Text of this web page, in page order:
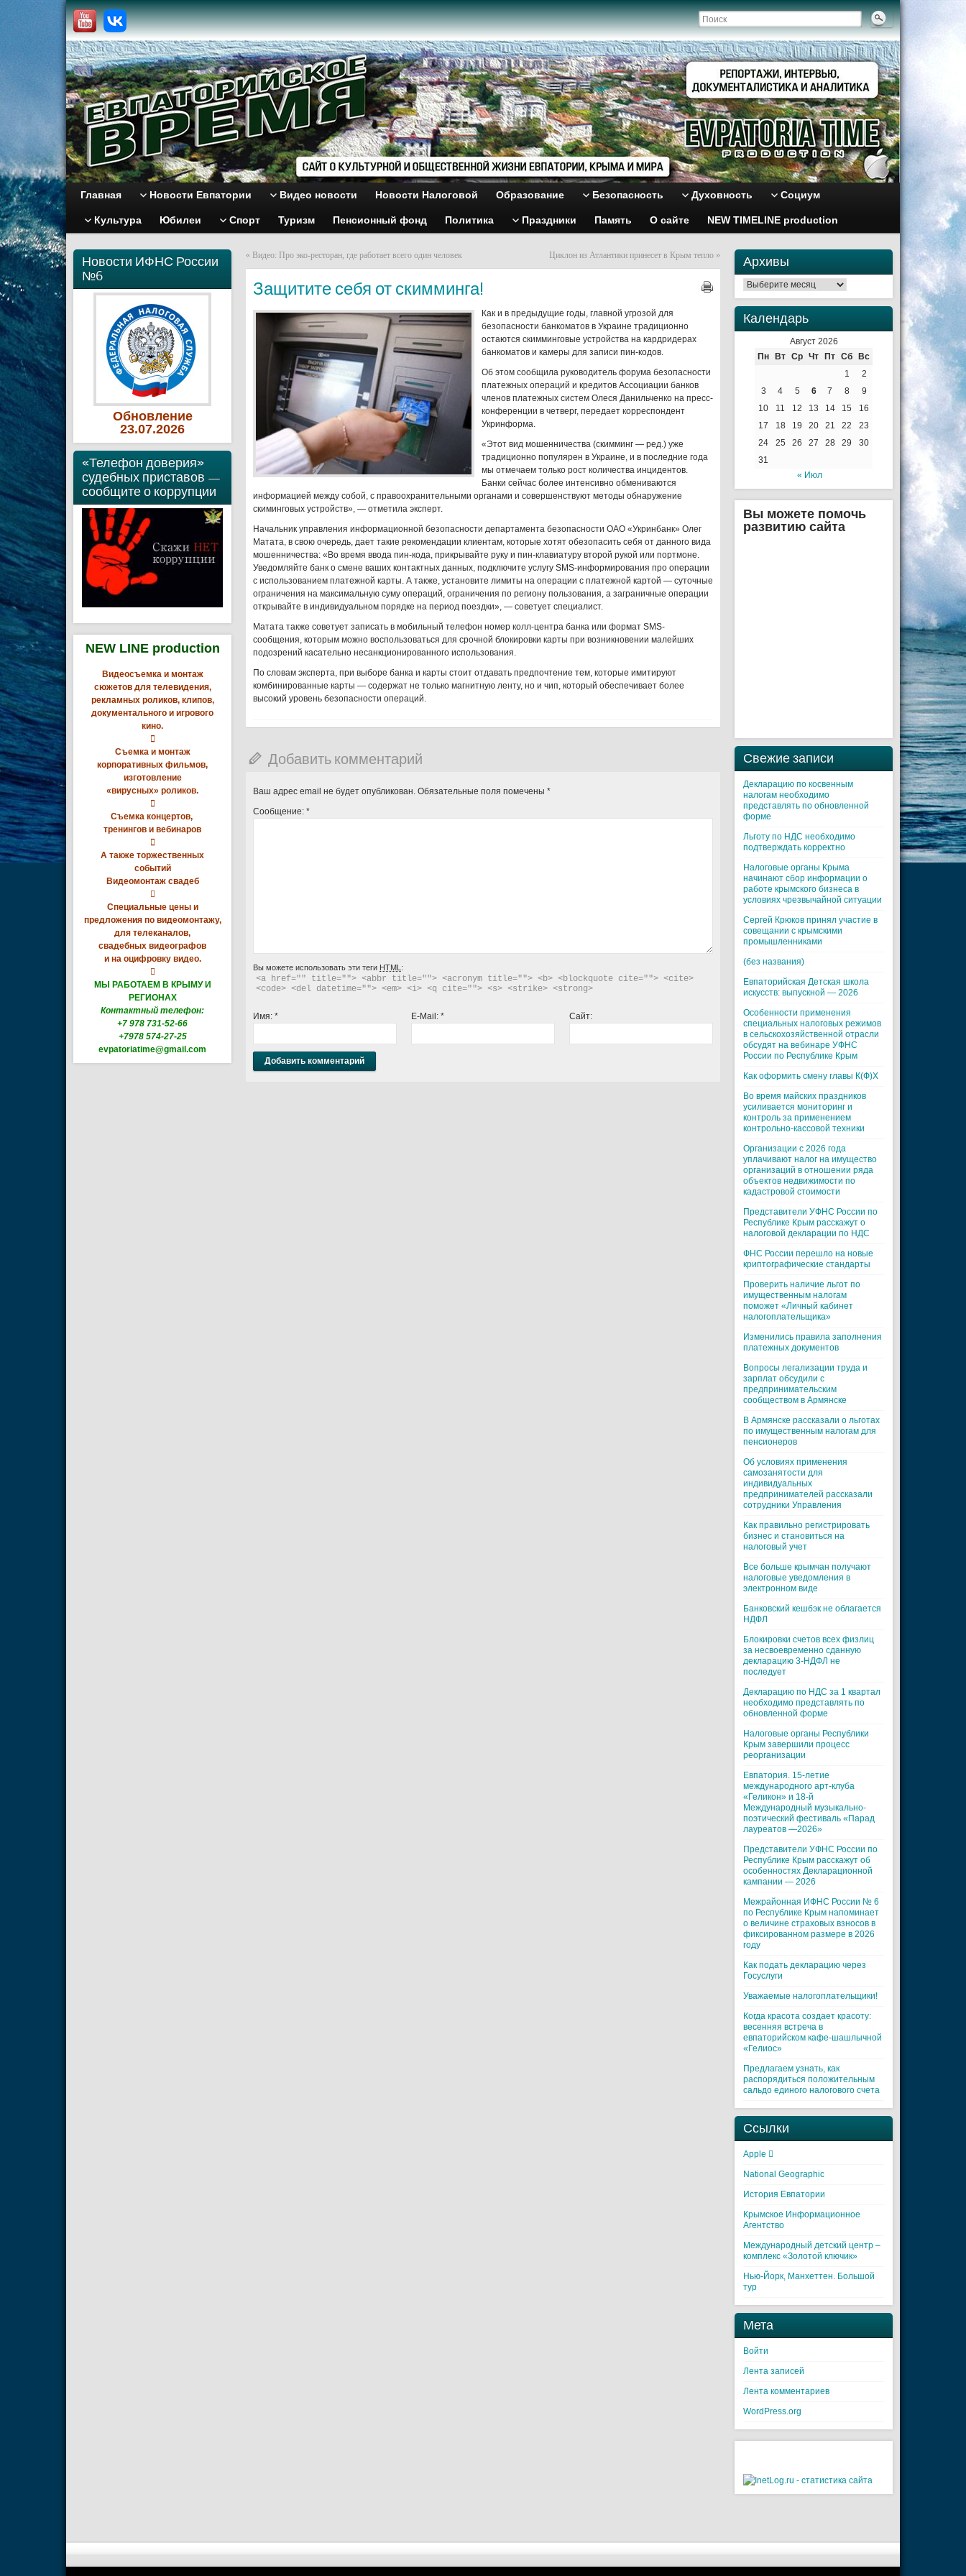
Главная Новости Евпатории Видео новости Новости Налоговой Образование Безопасность Духовность Социум
Культура Юбилеи Спорт Туризм Пенсионный фонд Политика Праздники Память О сайте NEW TIMELINE production
Новости ИФНС России
№6
Обновление
23.07.2026
«Телефон доверия»
судебных приставов —
сообщите о коррупции
NEW LINE production
Видеосъемка и монтаж
сюжетов для телевидения,
рекламных роликов, клипов,
документального и игрового
кино.

Съемка и монтаж
корпоративных фильмов,
изготовление
«вирусных» роликов.

Съемка концертов,
тренингов и вебинаров

А также торжественных
событий
Видеомонтаж свадеб

Специальные цены и
предложения по видеомонтажу,
для телеканалов,
свадебных видеографов
и на оцифровку видео.

МЫ РАБОТАЕМ В КРЫМУ И
РЕГИОНАХ
Контактный телефон:
+7 978 731-52-66
+7978 574-27-25
evpatoriatime@gmail.com
« Видео: Про эко-ресторан, где работает всего один человек Циклон из Атлантики принесет в Крым тепло »
Защитите себя от скимминга!
Как и в предыдущие годы, главной угрозой для
безопасности банкоматов в Украине традиционно
остаются скимминговые устройства на кардридерах
банкоматов и камеры для записи пин-кодов.
Об этом сообщила руководитель форума безопасности
платежных операций и кредитов Ассоциации банков
членов платежных систем Олеся Данильченко на пресс-
конференции в четверг, передает корреспондент
Укринформа.
«Этот вид мошенничества (скимминг — ред.) уже
традиционно популярен в Украине, и в последние года
мы отмечаем только рост количества инцидентов.
Банки сейчас более интенсивно обмениваются
информацией между собой, с правоохранительными органами и совершенствуют методы обнаружение
скиминговых устройств», — отметила эксперт.
Начальник управления информационной безопасности департамента безопасности ОАО «Укринбанк» Олег
Матата, в свою очередь, дает такие рекомендации клиентам, которые хотят обезопасить себя от данного вида
мошенничества: «Во время ввода пин-кода, прикрывайте руку и пин-клавиатуру второй рукой или портмоне.
Уведомляйте банк о смене ваших контактных данных, подключите услугу SMS-информирования про операции
с использованием платежной карты. А также, установите лимиты на операции с платежной картой — суточные
ограничения на максимальную суму операций, ограничения по региону пользования, а заграничные операции
открывайте в индивидуальном порядке на период поездки», — советует специалист.
Матата также советует записать в мобильный телефон номер колл-центра банка или формат SMS-
сообщения, которым можно воспользоваться для срочной блокировки карты при возникновении малейших
подозрений касательно несанкционированного использования.
По словам эксперта, при выборе банка и карты стоит отдавать предпочтение тем, которые имитируют
комбинированные карты — содержат не только магнитную ленту, но и чип, который обеспечивает более
высокий уровень безопасности операций.
Добавить комментарий
Ваш адрес email не будет опубликован. Обязательные поля помечены *
Сообщение: *
Вы можете использовать эти теги HTML :
<a href="" title=""> <abbr title=""> <acronym title=""> <b> <blockquote cite=""> <cite>
<code> <del datetime=""> <em> <i> <q cite=""> <s> <strike> <strong>
Имя: * E-Mail: * Сайт:
Архивы
Архивы
Календарь
Август 2026
Пн
Вт Ср Чт Пт Сб
Вс
1
2
3
4 5 6 7 8
9
10
11 12 13 14 15
16
17
18 19 20 21 22
23
24
25 26 27 28 29
30
31
« Июл
Вы можете помочь
развитию сайта
Свежие записи
Декларацию по косвенным
налогам необходимо
представлять по обновленной
форме
Льготу по НДС необходимо
подтверждать корректно
Налоговые органы Крыма
начинают сбор информации о
работе крымского бизнеса в
условиях чрезвычайной ситуации
Cергей Крюков принял участие в
совещании с крымскими
промышленниками
(без названия)
Евпаторийская Детская школа
искусств: выпускной — 2026
Особенности применения
специальных налоговых режимов
в сельскохозяйственной отрасли
обсудят на вебинаре УФНС
России по Республике Крым
Как оформить смену главы К(Ф)Х
Во время майских праздников
усиливается мониторинг и
контроль за применением
контрольно-кассовой техники
Организации с 2026 года
уплачивают налог на имущество
организаций в отношении ряда
объектов недвижимости по
кадастровой стоимости
Представители УФНС России по
Республике Крым расскажут о
налоговой декларации по НДС
ФНС России перешло на новые
криптографические стандарты
Проверить наличие льгот по
имущественным налогам
поможет «Личный кабинет
налогоплательщика»
Изменились правила заполнения
платежных документов
Вопросы легализации труда и
зарплат обсудили с
предпринимательским
сообществом в Армянске
В Армянске рассказали о льготах
по имущественным налогам для
пенсионеров
Об условиях применения
самозанятости для
индивидуальных
предпринимателей рассказали
сотрудники Управления
Как правильно регистрировать
бизнес и становиться на
налоговый учет
Все больше крымчан получают
налоговые уведомления в
электронном виде
Банковский кешбэк не облагается
НДФЛ
Блокировки счетов всех физлиц
за несвоевременно сданную
декларацию 3-НДФЛ не
последует
Декларацию по НДС за 1 квартал
необходимо представлять по
обновленной форме
Налоговые органы Республики
Крым завершили процесс
реорганизации
Евпатория. 15-летие
международного арт-клуба
«Геликон» и 18-й
Международный музыкально-
поэтический фестиваль «Парад
лауреатов —2026»
Представители УФНС России по
Республике Крым расскажут об
особенностях Декларационной
кампании — 2026
Межрайонная ИФНС России № 6
по Республике Крым напоминает
о величине страховых взносов в
фиксированном размере в 2026
году
Как подать декларацию через
Госуслуги
Уважаемые налогоплательщики!
Когда красота создает красоту:
весенняя встреча в
евпаторийском кафе-шашлычной
«Гелиос»
Предлагаем узнать, как
распорядиться положительным
сальдо единого налогового счета
Ссылки
Apple 
National Geographic
История Евпатории
Крымское Информационное
Агентство
Международный детский центр –
комплекс «Золотой ключик»
Нью-Йорк, Манхеттен. Большой
тур
Мета
Войти
Лента записей
Лента комментариев
WordPress.org